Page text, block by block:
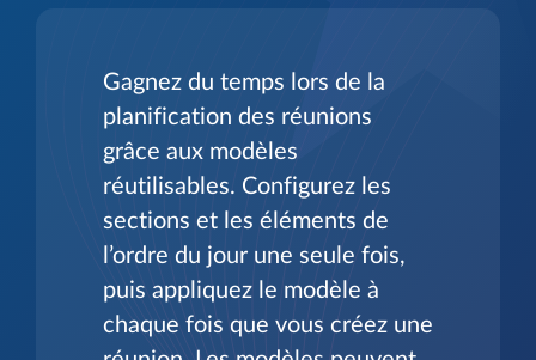
Gagnez du temps lors de la
planification des réunions
grâce aux modèles
réutilisables. Configurez les
sections et les éléments de
l’ordre du jour une seule fois,
puis appliquez le modèle à
chaque fois que vous créez une